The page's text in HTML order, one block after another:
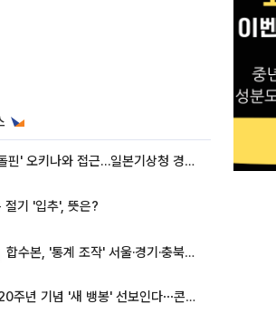
태풍 '돌핀' 오키나와 접근…일본기상청 경로 업데이트
절기 '입추', 뜻은?
합수본, '통계 조작' 서울·경기·충북 선관위 등 추가 압수수색
빅뱅, 20주년 기념 '새 뱅봉' 선보인다⋯콘서트 앞두고 팝업 개최